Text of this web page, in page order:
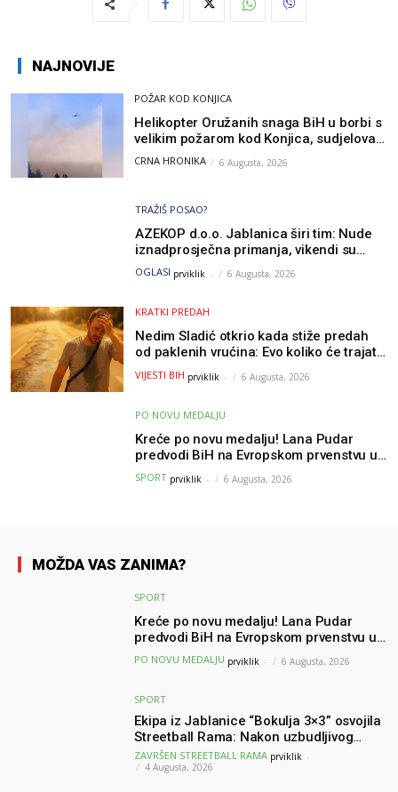
NAJNOVIJE
POŽAR KOD KONJICA
Helikopter Oružanih snaga BiH u borbi s
velikim požarom kod Konjica, sudjelovao
i Air Tractor
CRNA HRONIKA 6 Augusta, 2026
TRAŽIŠ POSAO?
AZEKOP d.o.o. Jablanica širi tim: Nude
iznadprosječna primanja, vikendi su
slobodni, traži se više radnika
OGLASI prviklik - 6 Augusta, 2026
KRATKI PREDAH
Nedim Sladić otkrio kada stiže predah
od paklenih vrućina: Evo koliko će trajati
osvježenje u BiH
VIJESTI BIH prviklik - 6 Augusta, 2026
PO NOVU MEDALJU
Kreće po novu medalju! Lana Pudar
predvodi BiH na Evropskom prvenstvu u
Parizu
SPORT prviklik - 6 Augusta, 2026
MOŽDA VAS ZANIMA?
SPORT
Kreće po novu medalju! Lana Pudar
predvodi BiH na Evropskom prvenstvu u
Parizu
PO NOVU MEDALJU prviklik - 6 Augusta, 2026
SPORT
Ekipa iz Jablanice “Bokulja 3×3” osvojila
Streetball Rama: Nakon uzbudljivog
finala poznati svi pobjednici turnira
ZAVRŠEN STREETBALL RAMA prviklik -
4 Augusta, 2026